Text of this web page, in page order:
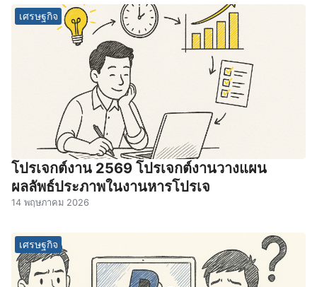
เศรษฐกิจ
โปรเจกต์งาน 2569 โปรเจกต์งานวางแผน
ผลลัพธ์ประภาพในงานหารโปรเจ
14 พฤษภาคม 2026
เศรษฐกิจ